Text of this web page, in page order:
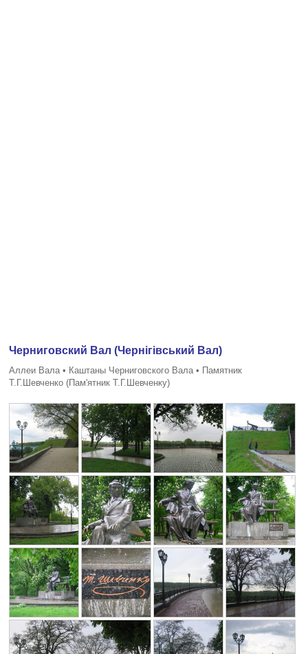
Черниговский Вал (Чернiгiвський Вал)
Аллеи Вала • Каштаны Черниговского Вала • Памятник
Т.Г.Шевченко (Пам'ятник Т.Г.Шевченку)